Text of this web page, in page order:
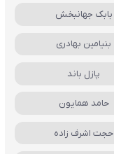
بابک جهانبخش
بنیامین بهادری
پازل باند
حامد همایون
حجت اشرف زاده